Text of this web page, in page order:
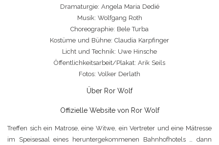
Dramaturgie: Angela Maria Dedié
Musik: Wolfgang Roth
Choreographie: Bele Turba
Kostüme und Bühne: Claudia Karpfinger
Licht und Technik: Uwe Hinsche
Öffentlichkeitsarbeit/Plakat: Arik Seils
Fotos: Volker Derlath
Über Ror Wolf
Offizielle Website von Ror Wolf
Treffen sich ein Matrose, eine Witwe, ein Vertreter und eine Mätresse
im Speisesaal eines heruntergekommenen Bahnhofhotels … dann